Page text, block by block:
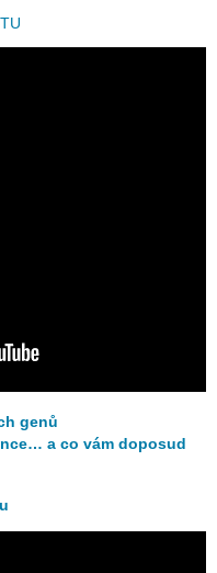
TU
genů
a co vám doposud